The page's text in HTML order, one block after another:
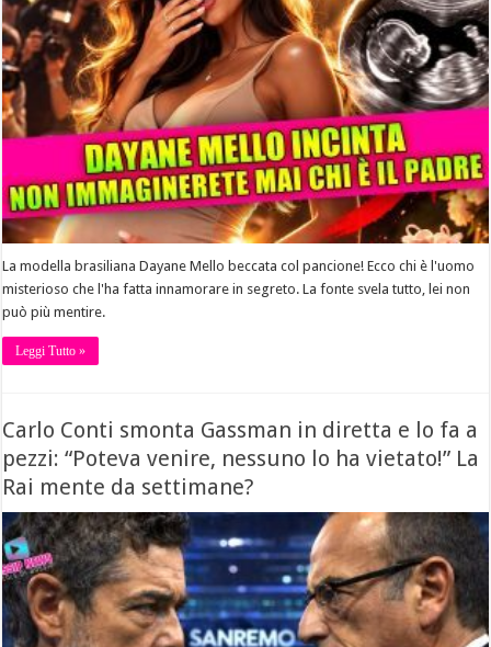
La modella brasiliana Dayane Mello beccata col pancione! Ecco chi è l'uomo
misterioso che l'ha fatta innamorare in segreto. La fonte svela tutto, lei non
può più mentire.
Leggi Tutto »
Carlo Conti smonta Gassman in diretta e lo fa a
pezzi: “Poteva venire, nessuno lo ha vietato!” La
Rai mente da settimane?